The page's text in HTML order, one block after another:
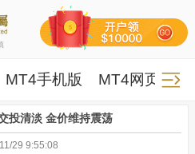
MT4手机版 MT4网页版
投清淡 金价维持震荡
29 9:55:08